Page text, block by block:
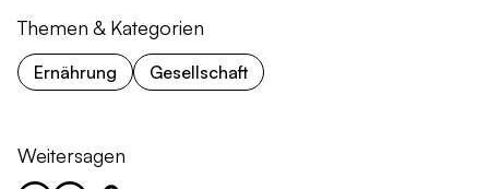
Themen & Kategorien
Ernährung Gesellschaft
Weitersagen